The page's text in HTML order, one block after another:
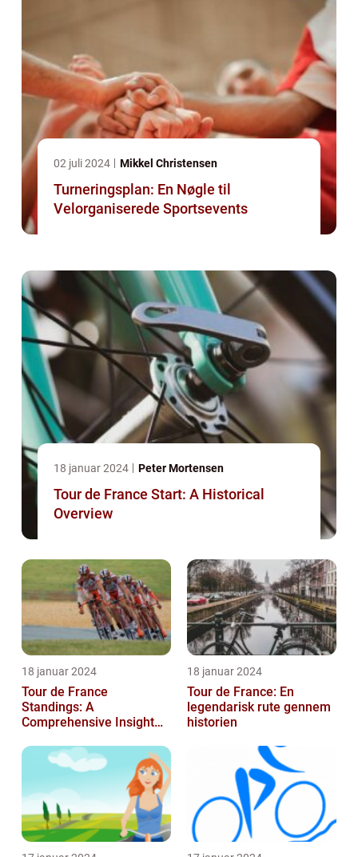
02 juli 2024 Mikkel Christensen
Turneringsplan: En Nøgle til
Velorganiserede Sportsevents
18 januar 2024 Peter Mortensen
Tour de France Start: A Historical
Overview
18 januar 2024
Tour de France
Standings: A
Comprehensive Insight
Race
18 januar 2024
Tour de France: En
legendarisk rute gennem
historien